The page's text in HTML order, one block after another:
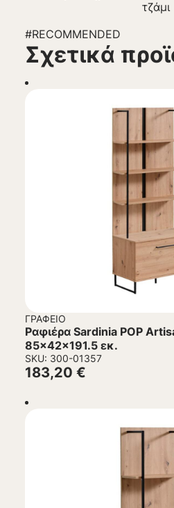
τζάμι
#RECOMMENDED
Σχετικά
ΓΡΑΦΕΊΟ
Ραφιέρα Sardinia POP
85x42x191.5 εκ.
SKU: 300-01357
183,20 €